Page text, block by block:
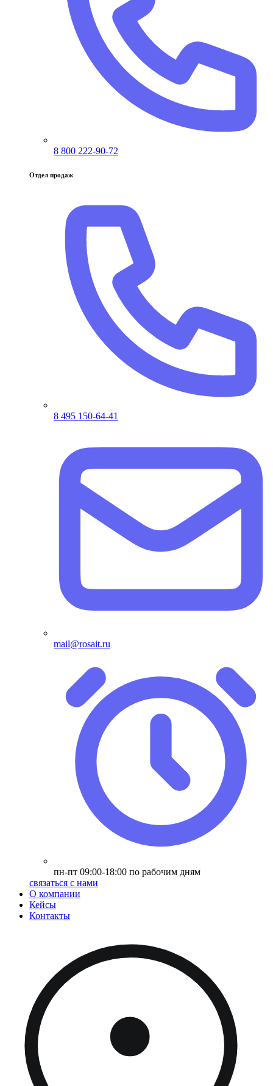
8 800 222-90-72
Отдел продаж
8 495 150-64-41
mail@rosait.ru
пн-пт 09:00-18:00 по рабочим дням
связаться с нами
О компании
Кейсы
Контакты